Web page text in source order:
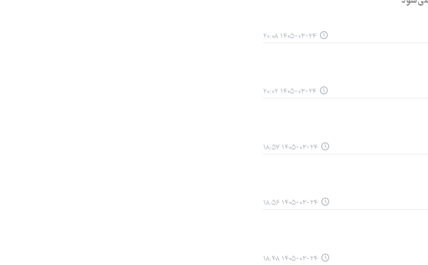
۱۴۰۵-۰۳-۲۴ ۲۰:۰۸
۱۴۰۵-۰۳-۲۴ ۲۰:۰۲
۱۴۰۵-۰۳-۲۴ ۱۸:۵۷
۱۴۰۵-۰۳-۲۴ ۱۸:۵۶
۱۴۰۵-۰۳-۲۴ ۱۸:۴۸